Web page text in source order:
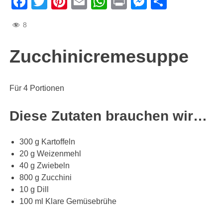
8
Zucchinicremesuppe
Für 4 Portionen
Diese Zutaten brauchen wir…
300 g Kartoffeln
20 g Weizenmehl
40 g Zwiebeln
800 g Zucchini
10 g Dill
100 ml Klare Gemüsebrühe